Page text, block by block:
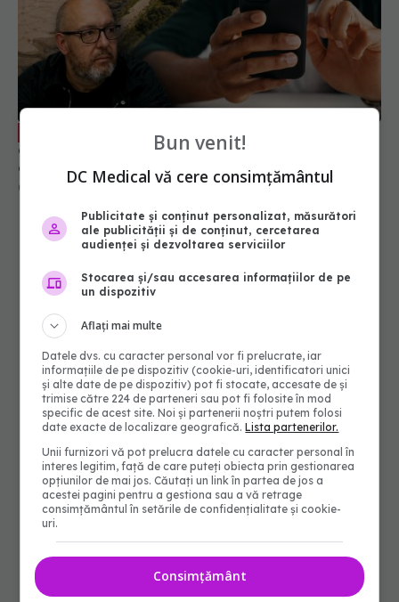
EXCLUSIV De ce milioane de oameni ajung să
creadă teoriile conspirației. Psihologul Radu Leca
explică ce se întâmplă în creier
Bun venit!
DC Medical vă cere consimțământul
Publicitate și conținut personalizat, măsurători
ale publicității și de conținut, cercetarea
audienței și dezvoltarea serviciilor
Stocarea și/sau accesarea informațiilor de pe
un dispozitiv
Aflați mai multe
Datele dvs. cu caracter personal vor fi prelucrate, iar
informațiile de pe dispozitiv (cookie-uri, identificatori unici
și alte date de pe dispozitiv) pot fi stocate, accesate de și
trimise către 224 de parteneri sau pot fi folosite în mod
specific de acest site. Noi și partenerii noștri putem folosi
date exacte de localizare geografică.Lista partenerilor.
Unii furnizori vă pot prelucra datele cu caracter personal în
interes legitim, față de care puteți obiecta prin gestionarea
opțiunilor de mai jos. Căutați un link în partea de jos a
acestei pagini pentru a gestiona sau a vă retrage
consimțământul în setările de confidențialitate și cookie-
uri.
Consimțământ